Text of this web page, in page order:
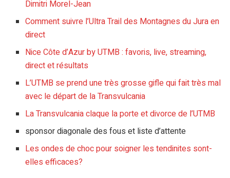
Dimitri Morel-Jean
Comment suivre l’Ultra Trail des Montagnes du Jura en
direct
Nice Côte d’Azur by UTMB : favoris, live, streaming,
direct et résultats
L’UTMB se prend une très grosse gifle qui fait très mal
avec le départ de la Transvulcania
La Transvulcania claque la porte et divorce de l’UTMB
sponsor diagonale des fous et liste d’attente
Les ondes de choc pour soigner les tendinites sont-
elles efficaces?